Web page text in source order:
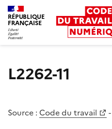
RÉPUBLIQUE
FRANÇAISE
L2262-11
Source : Code du travail